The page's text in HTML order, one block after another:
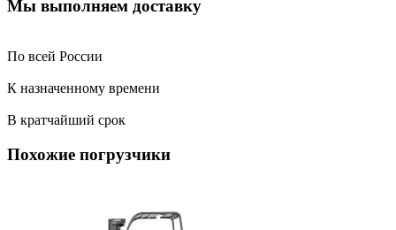
Мы выполняем доставку
По всей России
К назначенному времени
В кратчайший срок
Похожие погрузчики